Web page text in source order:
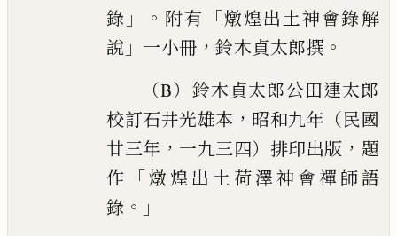
錄 」。 附有 「燉煌出土神會錄解
說 」 一小冊 ， 鈴木貞太郎撰 。
（B）鈴木貞太郎公田連太郎
校訂石井光雄本 ， 昭和九年（民國
廿三年 ， 一九三四）排印出版 ， 題
作
「燉 煌出土荷澤神會禪師語
錄 。」